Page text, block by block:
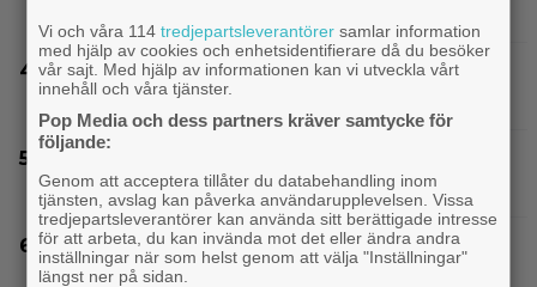
Glöm Tom Hanks – här är Netflix nya Robert
Langdon-skådis
Bortglömd komedi från 1984 blev Robin
Williams favorit: ”Min bästa film”
Nu på Viaplay: ”Stiliserat våld och gapskratt” i
oförutsägbar thriller från 2008
Vi och våra 114tredjepartsleverantörer samlar information
med hjälp av cookies och enhetsidentifierare då du besöker
vår sajt. Med hjälp av informationen kan vi utveckla vårt
innehåll och våra tjänster.
Pop Media och dess partners kräver samtycke för
följande:
Genom att acceptera tillåter du databehandling inom
tjänsten, avslag kan påverka användarupplevelsen. Vissa
tredjepartsleverantörer kan använda sitt berättigade intresse
för att arbeta, du kan invända mot det eller ändra andra
inställningar när som helst genom att välja "Inställningar"
längst ner på sidan.